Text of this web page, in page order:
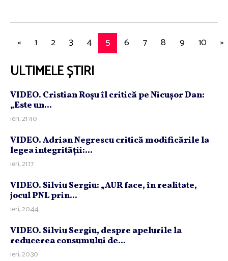
« 1 2 3 4 5 6 7 8 9 10 »
ULTIMELE ȘTIRI
VIDEO. Cristian Roşu îl critică pe Nicuşor Dan:
„Este un...
ieri, 21:40
VIDEO. Adrian Negrescu critică modificările la
legea integrităţii:...
ieri, 21:17
VIDEO. Silviu Sergiu: „AUR face, în realitate,
jocul PNL prin...
ieri, 20:44
VIDEO. Silviu Sergiu, despre apelurile la
reducerea consumului de...
ieri, 20:30